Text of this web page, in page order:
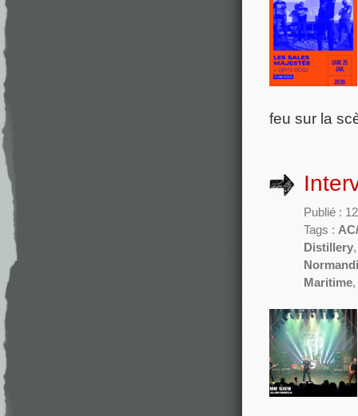
feu sur la
Publié :
Tags :
Distillery
Maritime,